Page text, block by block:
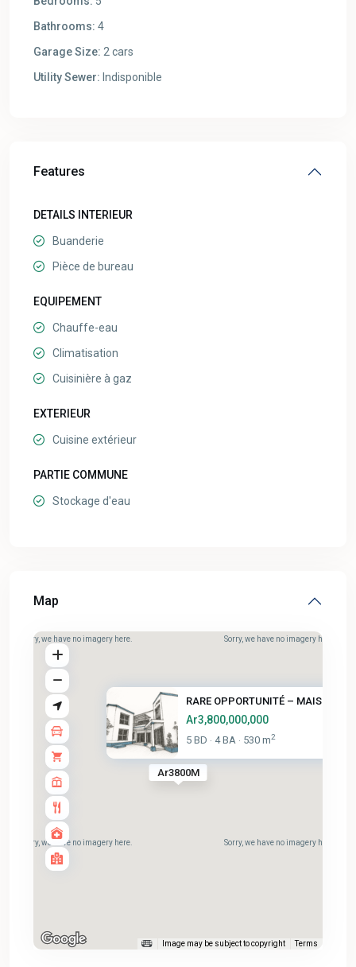
Bathrooms: 4
Garage Size: 2 cars
Utility Sewer: Indisponible
Features
DETAILS INTERIEUR
Buanderie
Pièce de bureau
EQUIPEMENT
Chauffe-eau
Climatisation
Cuisinière à gaz
EXTERIEUR
Cuisine extérieur
PARTIE COMMUNE
Stockage d'eau
Map
Sorry, we have no imagery here.
Sorry, we have no imagery here.
Sorry, we have no imagery here. Sorry, we have no imagery here.
Ar3800M
RARE OPPORTUNITÉ – MAISON
Ar3,800,000,000
5 BD · 4 BA · 530 m2
Image may be subject to copyright Terms